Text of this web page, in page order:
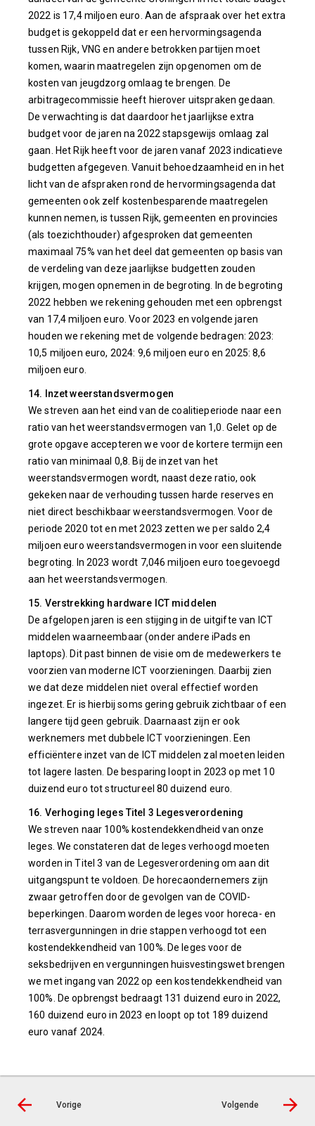
2022 is 17,4 miljoen euro. Aan de afspraak over het extra
budget is gekoppeld dat er een hervormingsagenda
tussen Rijk, VNG en andere betrokken partijen moet
komen, waarin maatregelen zijn opgenomen om de
kosten van jeugdzorg omlaag te brengen. De
arbitragecommissie heeft hierover uitspraken gedaan.
De verwachting is dat daardoor het jaarlijkse extra
budget voor de jaren na 2022 stapsgewijs omlaag zal
gaan. Het Rijk heeft voor de jaren vanaf 2023 indicatieve
budgetten afgegeven. Vanuit behoedzaamheid en in het
licht van de afspraken rond de hervormingsagenda dat
gemeenten ook zelf kostenbesparende maatregelen
kunnen nemen, is tussen Rijk, gemeenten en provincies
(als toezichthouder) afgesproken dat gemeenten
maximaal 75% van het deel dat gemeenten op basis van
de verdeling van deze jaarlijkse budgetten zouden
krijgen, mogen opnemen in de begroting. In de begroting
2022 hebben we rekening gehouden met een opbrengst
van 17,4 miljoen euro. Voor 2023 en volgende jaren
houden we rekening met de volgende bedragen: 2023:
10,5 miljoen euro, 2024: 9,6 miljoen euro en 2025: 8,6
miljoen euro.
14. Inzet weerstandsvermogen
We streven aan het eind van de coalitieperiode naar een
ratio van het weerstandsvermogen van 1,0. Gelet op de
grote opgave accepteren we voor de kortere termijn een
ratio van minimaal 0,8. Bij de inzet van het
weerstandsvermogen wordt, naast deze ratio, ook
gekeken naar de verhouding tussen harde reserves en
niet direct beschikbaar weerstandsvermogen. Voor de
periode 2020 tot en met 2023 zetten we per saldo 2,4
miljoen euro weerstandsvermogen in voor een sluitende
begroting. In 2023 wordt 7,046 miljoen euro toegevoegd
aan het weerstandsvermogen.
15. Verstrekking hardware ICT middelen
De afgelopen jaren is een stijging in de uitgifte van ICT
middelen waarneembaar (onder andere iPads en
laptops). Dit past binnen de visie om de medewerkers te
voorzien van moderne ICT voorzieningen. Daarbij zien
we dat deze middelen niet overal effectief worden
ingezet. Er is hierbij soms gering gebruik zichtbaar of een
langere tijd geen gebruik. Daarnaast zijn er ook
werknemers met dubbele ICT voorzieningen. Een
efficiëntere inzet van de ICT middelen zal moeten leiden
tot lagere lasten. De besparing loopt in 2023 op met 10
duizend euro tot structureel 80 duizend euro.
16. Verhoging leges Titel 3 Legesverordening
We streven naar 100% kostendekkendheid van onze
leges. We constateren dat de leges verhoogd moeten
worden in Titel 3 van de Legesverordening om aan dit
uitgangspunt te voldoen. De horecaondernemers zijn
zwaar getroffen door de gevolgen van de COVID-
beperkingen. Daarom worden de leges voor horeca- en
terrasvergunningen in drie stappen verhoogd tot een
kostendekkendheid van 100%. De leges voor de
seksbedrijven en vergunningen huisvestingswet brengen
we met ingang van 2022 op een kostendekkendheid van
100%. De opbrengst bedraagt 131 duizend euro in 2022,
160 duizend euro in 2023 en loopt op tot 189 duizend
euro vanaf 2024.
Vorige Volgende